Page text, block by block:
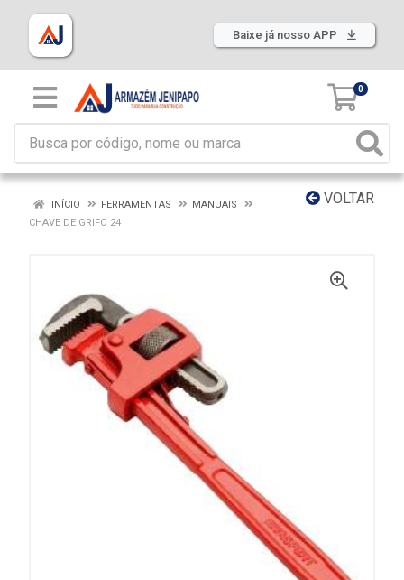
Baixe já nosso APP
0
VOLTAR
INÍCIO FERRAMENTAS
MANUAIS
CHAVE DE GRIFO 24